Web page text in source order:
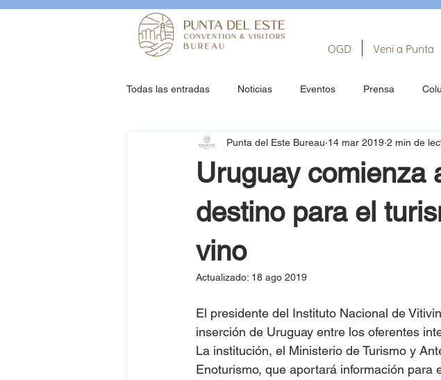
OGD Vení a Punta
Todas las entradas Noticias Eventos Prensa
Uruguay comienza
destino para el
vino
Punta del Este Bureau 14 mar 2019 2 min de
Actualizado: 18 ago 2019
El presidente del Instituto Nacional de
inserción de Uruguay entre los oferentes
La institución, el Ministerio de Turismo y
Enoturismo, que aportará información